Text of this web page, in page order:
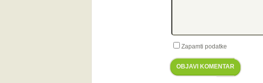
Zapamti podatke
OBJAVI KOMENTAR